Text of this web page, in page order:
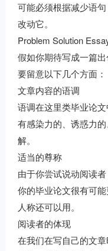
可能必须根据减少语
改动它。
Problem Solution
假如你期待写成一篇
要留意以下几个方面：
文章内容的语调
语调在这里类毕业论文
有感染力的、诱惑力
解。
适当的尊称
由于你尝试说动阅读
你的毕业论文很有可
人称还可以用。
阅读者的体现
在我们在写自己的文